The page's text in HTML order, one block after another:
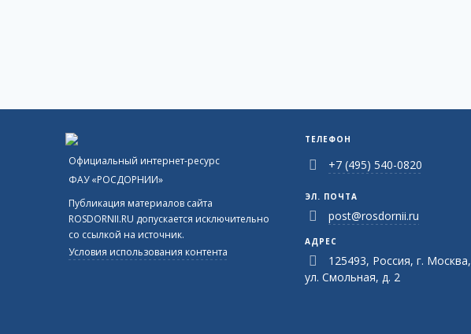
Официальный интернет-ресурс
ФАУ «РОСДОРНИИ»
Публикация материалов сайта
ROSDORNII.RU допускается исключительно
со ссылкой на источник.
Условия использования контента
ТЕЛЕФОН
+7 (495) 540-0820
ЭЛ. ПОЧТА
post@rosdornii.ru
АДРЕС
125493, Россия, г. Москва,
ул. Смольная, д. 2